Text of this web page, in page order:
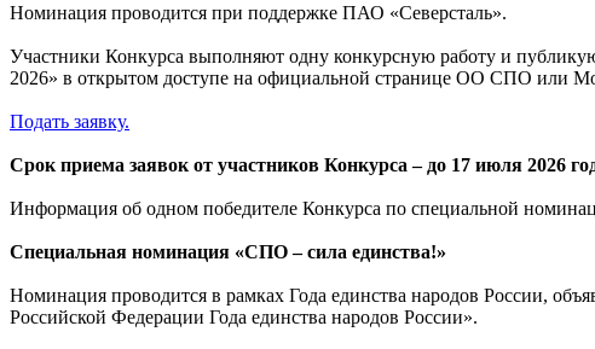
Номинация проводится при поддержке ПАО «Северсталь».
Участники Конкурса выполняют одну конкурсную работу и
2026» в открытом доступе на официальной странице ОО СПО или
Подать заявку.
Срок приема заявок от участников Конкурса – до 17 июля 2026
Информация об одном победителе Конкурса по специальной
Специальная номинация «СПО – сила единства!»
Номинация проводится в рамках Года единства народов России,
Российской Федерации Года единства народов России».